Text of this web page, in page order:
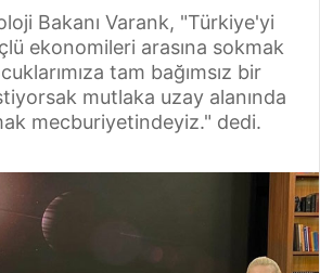
Bakanı Varank, "Türkiye'yi
ekonomileri arasına sokmak
tam bağımsız bir
mutlaka uzay alanında
mecburiyetindeyiz." dedi.